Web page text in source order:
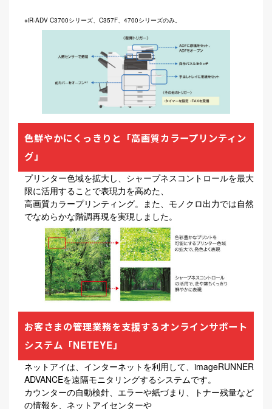
※iR-ADV C3700シリーズ、C357F、4700シリーズのみ。
色鮮やかにくっきりと「高画質カラープリンティン
グ」
プリンター色域を拡大し、シャープネスコントロールを最大
限に活用することで表現力を高めた、
高画質カラープリンティング。また、モノクロ出力では自然
でなめらかな階調再現を実現しました。
お客さまの管理業務を支援するオンラインサポート
システム「NETEYE」
ネットアイは、インターネットを利用して、imageRUNNER
ADVANCEを遠隔モニタリングするシステムです。
カウンターの自動検針、エラーや紙づまり、トナー残量など
の情報を、ネットアイセンターや